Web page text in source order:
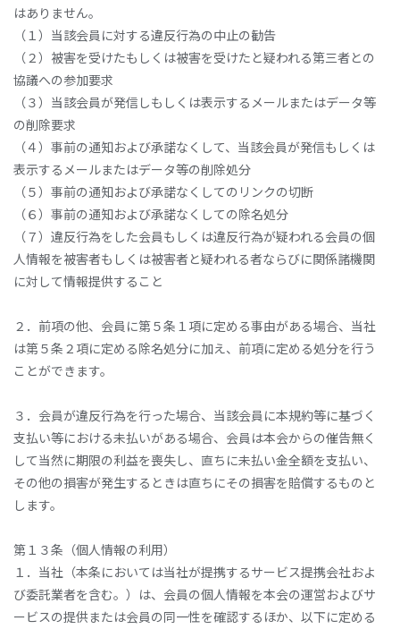
はありません。
（１）当該会員に対する違反行為の中止の勧告
（２）被害を受けたもしくは被害を受けたと疑われる第三者との
協議への参加要求
（３）当該会員が発信しもしくは表示するメールまたはデータ等
の削除要求
（４）事前の通知および承諾なくして、当該会員が発信もしくは
表示するメールまたはデータ等の削除処分
（５）事前の通知および承諾なくしてのリンクの切断
（６）事前の通知および承諾なくしての除名処分
（７）違反行為をした会員もしくは違反行為が疑われる会員の個
人情報を被害者もしくは被害者と疑われる者ならびに関係諸機関
に対して情報提供すること
２．前項の他、会員に第５条１項に定める事由がある場合、当社
は第５条２項に定める除名処分に加え、前項に定める処分を行う
ことができます。
３．会員が違反行為を行った場合、当該会員に本規約等に基づく
支払い等における未払いがある場合、会員は本会からの催告無く
して当然に期限の利益を喪失し、直ちに未払い金全額を支払い、
その他の損害が発生するときは直ちにその損害を賠償するものと
します。
第１３条（個人情報の利用）
１．当社（本条においては当社が提携するサービス提携会社およ
び委託業者を含む。）は、会員の個人情報を本会の運営およびサ
ービスの提供または会員の同一性を確認するほか、以下に定める